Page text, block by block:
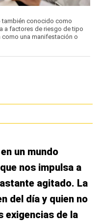
conocido como
a factores de riesgo de tipo
una manifestación o
un mundo
nos impulsa a
agitado. La
del día y quien no
exigencias de la